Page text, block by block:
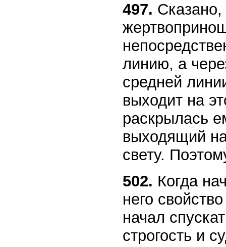
497.
линию, а
средней
выходит на
раскрылась
выходящий
свету.
502. Когда
него
начал
строгость и